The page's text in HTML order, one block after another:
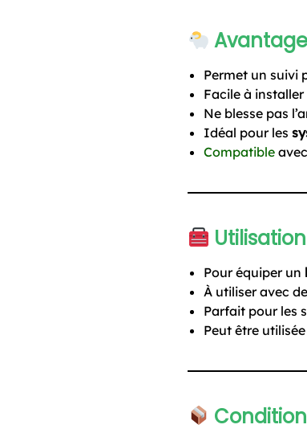
Permet un suivi
Facile à
Ne blesse pas
Idéal pour les
Compatible
Pour équiper un
À utiliser avec
Parfait pour les
Peut être